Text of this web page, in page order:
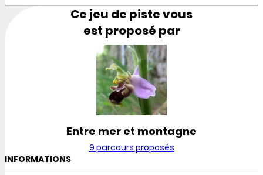
Ce jeu de piste vous
est proposé par
Entre mer et montagne
9 parcours proposés
INFORMATIONS